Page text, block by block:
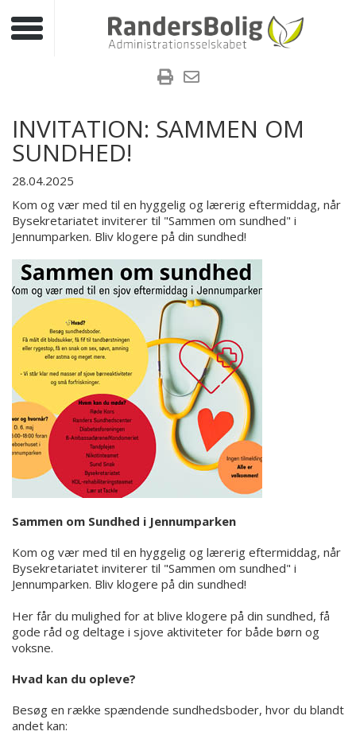
Toggle navigation
INVITATION: SAMMEN OM
SUNDHED!
28.04.2025
Kom og vær med til en hyggelig og lærerig eftermiddag, når
Bysekretariatet inviterer til "Sammen om sundhed" i
Jennumparken. Bliv klogere på din sundhed!
Sammen om Sundhed i Jennumparken
Kom og vær med til en hyggelig og lærerig eftermiddag, når
Bysekretariatet inviterer til "Sammen om sundhed" i
Jennumparken. Bliv klogere på din sundhed!
Her får du mulighed for at blive klogere på din sundhed, få
gode råd og deltage i sjove aktiviteter for både børn og
voksne.
Hvad kan du opleve?
Besøg en række spændende sundhedsboder, hvor du blandt
andet kan: